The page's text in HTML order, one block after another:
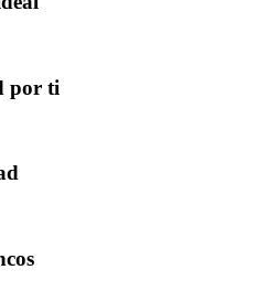
por ti